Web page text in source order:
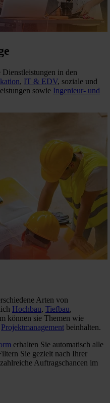
in den
, IT & EDV, soziale und
sowie Ingenieur- und
Arten von
Hochbau, Tiefbau,
können sie Themen wie
Projektmanagement beinhalten.
erhalten Sie automatisch alle
Sie gezielt nach Ihrer
Auftragschancen im